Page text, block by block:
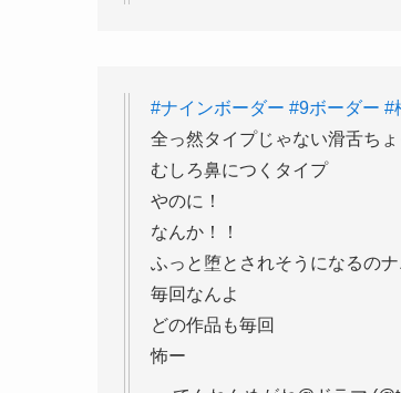
#ナインボーダー #9ボーダー #
全っ然タイプじゃない滑舌ち
むしろ鼻につくタイプ
やのに！
なんか！！
ふっと堕とされそうになるのナ
毎回なんよ
どの作品も毎回
怖ー